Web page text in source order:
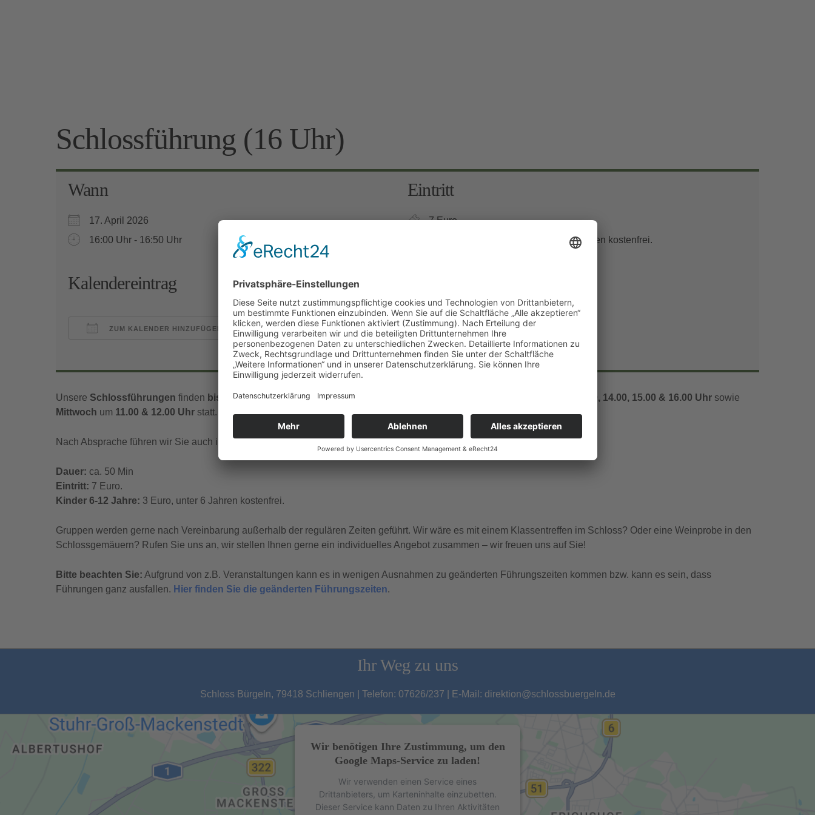
Schlossführung (16 Uhr)
Wann
17. April 2026
16:00 Uhr - 16:50 Uhr
Eintritt
7 Euro
Kinder 6-12 Jahre: 3 Euro, unter 6 Jahren kostenfrei.
Kalendereintrag
ZUM KALENDER HINZUFÜGEN
Google Kalender iCalendar
Unsere Schlossführungen finden bis Mitte November Dienstag, Donnerstag, Freitag, Samstag, Sonntag um 11.00, 12.00, 14.00, 15.00 & 16.00 Uhr sowie
Mittwoch um 11.00 & 12.00 Uhr statt.
Nach Absprache führen wir Sie auch in englischer und französischer Sprache.
Dauer: ca. 50 Min
Eintritt: 7 Euro.
Kinder 6-12 Jahre: 3 Euro, unter 6 Jahren kostenfrei.
Gruppen werden gerne nach Vereinbarung außerhalb der regulären Zeiten geführt. Wir wäre es mit einem Klassentreffen im Schloss? Oder eine Weinprobe in den
Schlossgemäuern? Rufen Sie uns an, wir stellen Ihnen gerne ein individuelles Angebot zusammen – wir freuen uns auf Sie!
Bitte beachten Sie: Aufgrund von z.B. Veranstaltungen kann es in wenigen Ausnahmen zu geänderten Führungszeiten kommen bzw. kann es sein, dass
Führungen ganz ausfallen. Hier finden Sie die geänderten Führungszeiten.
Ihr Weg zu uns
Schloss Bürgeln, 79418 Schliengen | Telefon: 07626/237 | E-Mail: direktion@schlossbuergeln.de
Wir benötigen Ihre Zustimmung, um den
Google Maps-Service zu laden!
Wir verwenden einen Service eines
Drittanbieters, um Karteninhalte einzubetten.
Dieser Service kann Daten zu Ihren Aktivitäten